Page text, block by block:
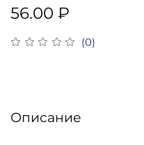
(0)
56.00 ₽
Описание